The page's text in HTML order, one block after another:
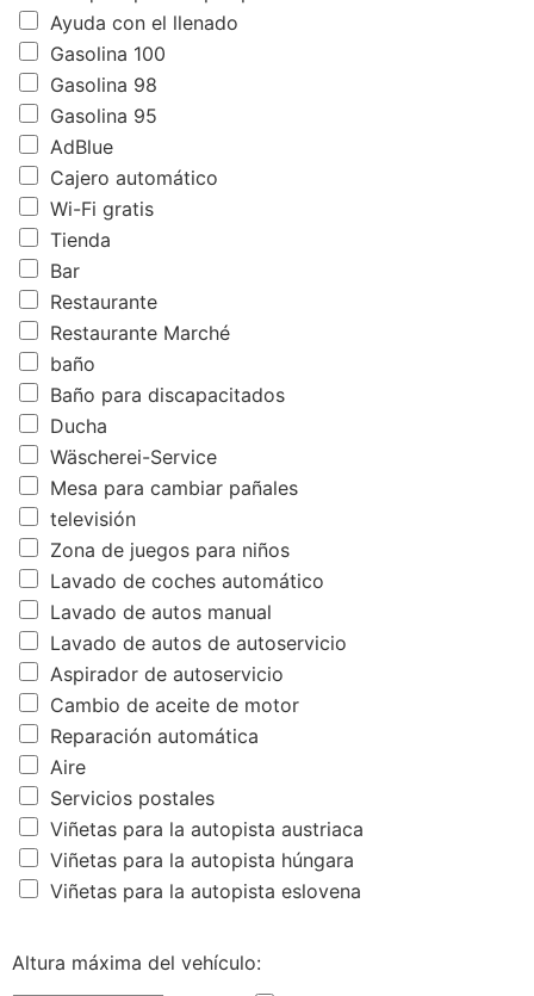
Ayuda con el llenado
Gasolina 100
Gasolina 98
Gasolina 95
AdBlue
Cajero automático
Wi-Fi gratis
Tienda
Bar
Restaurante
Restaurante Marché
baño
Baño para discapacitados
Ducha
Wäscherei-Service
Mesa para cambiar pañales
televisión
Zona de juegos para niños
Lavado de coches automático
Lavado de autos manual
Lavado de autos de autoservicio
Aspirador de autoservicio
Cambio de aceite de motor
Reparación automática
Aire
Servicios postales
Viñetas para la autopista austriaca
Viñetas para la autopista húngara
Viñetas para la autopista eslovena
Altura máxima del vehículo: